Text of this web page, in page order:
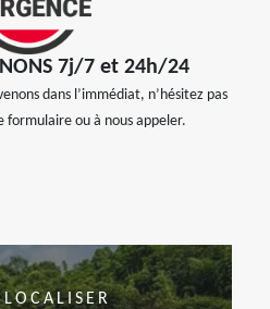
7j/7 et 24h/24
dans l’immédiat, n’hésitez pas
formulaire ou à nous appeler.